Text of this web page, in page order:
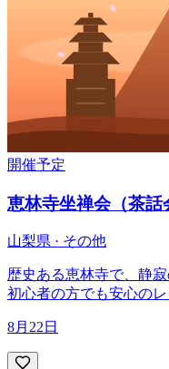
開催予定
恵林寺坐禅会（茶話
山梨県 · その他
歴史ある恵林寺で、静
初心者の方でも安心のレ
8月22日